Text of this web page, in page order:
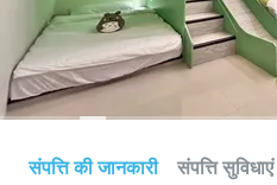
संपत्ति की जानकारी संपत्ति सुविधाएं